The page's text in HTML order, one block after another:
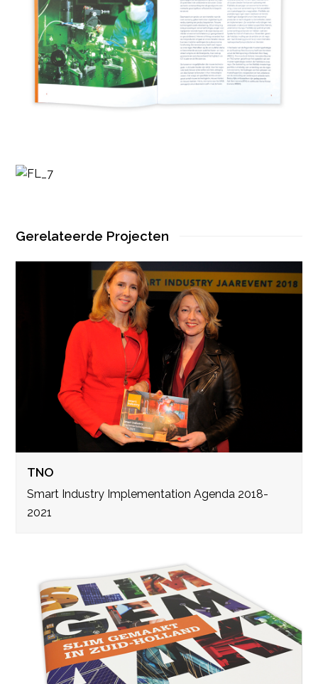
Gerelateerde Projecten
TNO
Smart Industry Implementation Agenda 2018-
2021